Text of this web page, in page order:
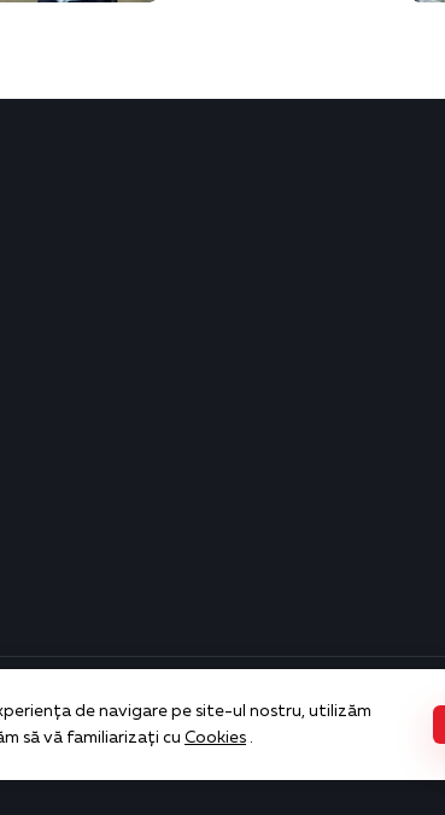
de navigare pe site-ul nostru, utilizăm
să vă familiarizați cu Cookies .